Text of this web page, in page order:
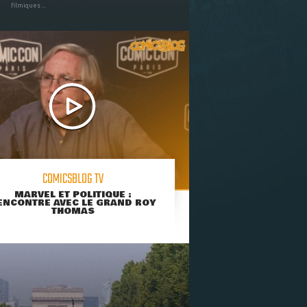
filmiques ...
COMICSBLOG TV
MARVEL ET POLITIQUE :
AVEC LE GRAND ROY
THOMAS